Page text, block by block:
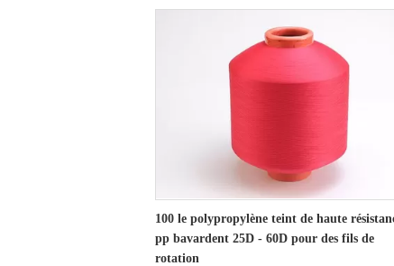
100 le polypropylène teint de haute
pp bavardent 25D - 60D pour des fils de
rotation